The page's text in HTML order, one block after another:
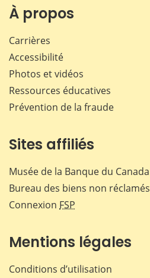
À propos
Carrières
Accessibilité
Photos et vidéos
Ressources éducatives
Prévention de la fraude
Sites affiliés
Musée de la Banque du Canada
Bureau des biens non réclamés
Connexion FSP
Mentions légales
Conditions d’utilisation